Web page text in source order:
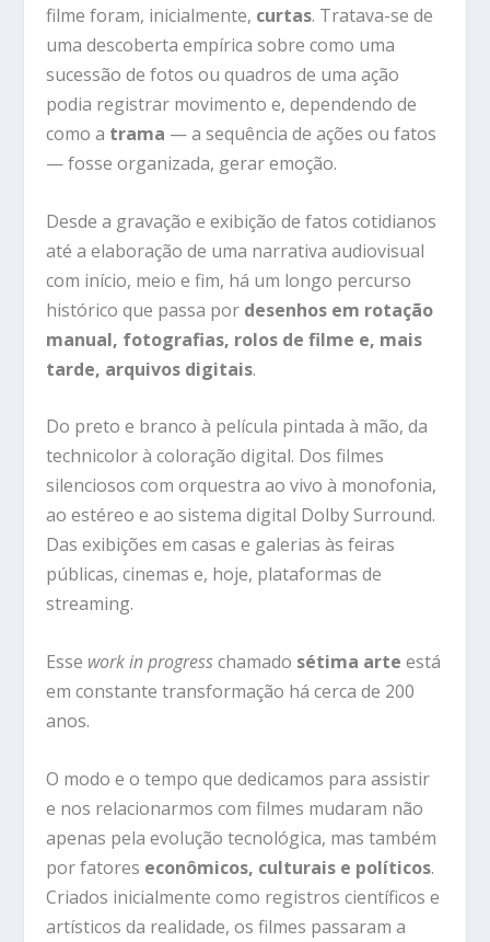
filme foram, inicialmente, curtas. Tratava-se de
uma descoberta empírica sobre como uma
sucessão de fotos ou quadros de uma ação
podia registrar movimento e, dependendo de
como a trama — a sequência de ações ou fatos
— fosse organizada, gerar emoção.
Desde a gravação e exibição de fatos cotidianos
até a elaboração de uma narrativa audiovisual
com início, meio e fim, há um longo percurso
histórico que passa por desenhos em rotação
manual, fotografias, rolos de filme e, mais
tarde, arquivos digitais.
Do preto e branco à película pintada à mão, da
technicolor à coloração digital. Dos filmes
silenciosos com orquestra ao vivo à monofonia,
ao estéreo e ao sistema digital Dolby Surround.
Das exibições em casas e galerias às feiras
públicas, cinemas e, hoje, plataformas de
streaming.
Esse work in progresschamado sétima arte está
em constante transformação há cerca de 200
anos.
O modo e o tempo que dedicamos para assistir
e nos relacionarmos com filmes mudaram não
apenas pela evolução tecnológica, mas também
por fatores econômicos, culturais e políticos.
Criados inicialmente como registros científicos e
artísticos da realidade, os filmes passaram a